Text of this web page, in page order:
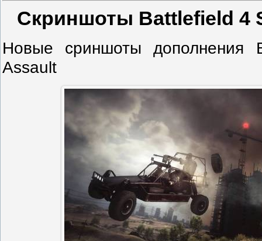
Скриншоты Battlefield 4
Новые сриншоты дополнения
Assault